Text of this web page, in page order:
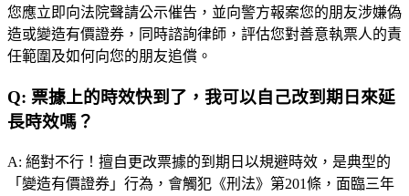
您應立即向法院聲請公示催告，並向警方報案您的朋友涉嫌偽
造或變造有價證券，同時諮詢律師，評估您對善意執票人的責
任範圍及如何向您的朋友追償。
Q: 票據上的時效快到了，我可以自己改到期日來延
長時效嗎？
A: 絕對不行！擅自更改票據的到期日以規避時效，是典型的
「變造有價證券」行為，會觸犯《刑法》第201條，面臨三年